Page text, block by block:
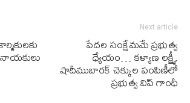
నాయకులు
Next article
పేదల సంక్షేమమే‌ ప్రభుత్వ
ధ్యేయం… కళ్యాణ లక్ష్మీ,
షాదీముబారక్ చెక్కుల పంపిణీలో
ప్ర‌భుత్వ విప్ గాంధీ